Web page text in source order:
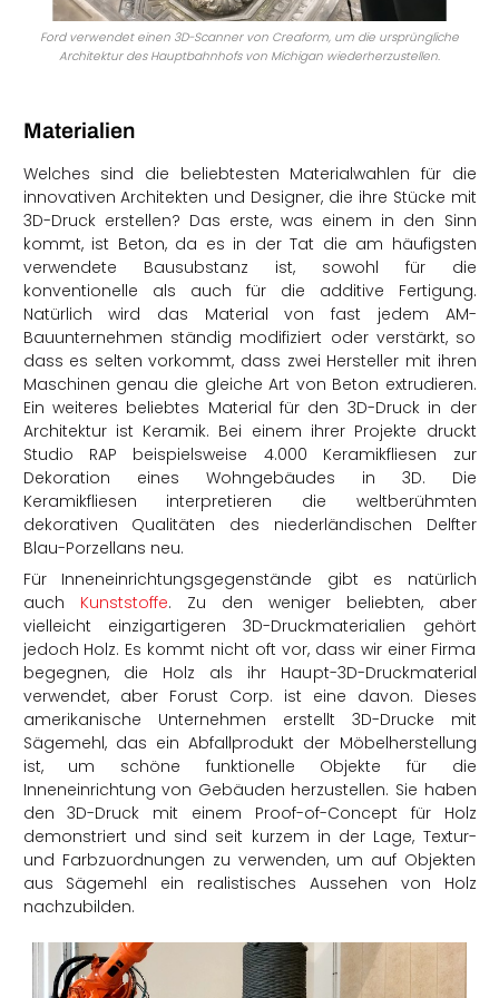
Ford verwendet einen 3D-Scanner von Creaform, um die ursprüngliche
Architektur des Hauptbahnhofs von Michigan wiederherzustellen.
Materialien
Welches sind die beliebtesten Materialwahlen für die
innovativen Architekten und Designer, die ihre Stücke mit
3D-Druck erstellen? Das erste, was einem in den Sinn
kommt, ist Beton, da es in der Tat die am häufigsten
verwendete Bausubstanz ist, sowohl für die
konventionelle als auch für die additive Fertigung.
Natürlich wird das Material von fast jedem AM-
Bauunternehmen ständig modifiziert oder verstärkt, so
dass es selten vorkommt, dass zwei Hersteller mit ihren
Maschinen genau die gleiche Art von Beton extrudieren.
Ein weiteres beliebtes Material für den 3D-Druck in der
Architektur ist Keramik. Bei einem ihrer Projekte druckt
Studio RAP beispielsweise 4.000 Keramikfliesen zur
Dekoration eines Wohngebäudes in 3D. Die
Keramikfliesen interpretieren die weltberühmten
dekorativen Qualitäten des niederländischen Delfter
Blau-Porzellans neu.
Für Inneneinrichtungsgegenstände gibt es natürlich
auch Kunststoffe. Zu den weniger beliebten, aber
vielleicht einzigartigeren 3D-Druckmaterialien gehört
jedoch Holz. Es kommt nicht oft vor, dass wir einer Firma
begegnen, die Holz als ihr Haupt-3D-Druckmaterial
verwendet, aber Forust Corp. ist eine davon. Dieses
amerikanische Unternehmen erstellt 3D-Drucke mit
Sägemehl, das ein Abfallprodukt der Möbelherstellung
ist, um schöne funktionelle Objekte für die
Inneneinrichtung von Gebäuden herzustellen. Sie haben
den3D-Druck mit einem Proof-of-Concept für Holz
demonstriert und sind seit kurzem in der Lage, Textur-
und Farbzuordnungen zu verwenden, um auf Objekten
aus Sägemehl ein realistisches Aussehen von Holz
nachzubilden.